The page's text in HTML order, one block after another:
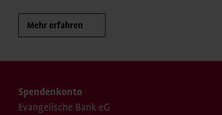
Mehr erfahren
Spendenkonto
Evangelische Bank eG